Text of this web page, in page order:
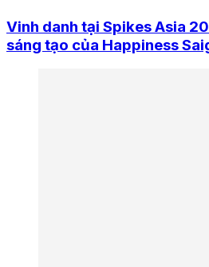
Vinh danh tại Spikes Asia
sáng tạo của Happiness